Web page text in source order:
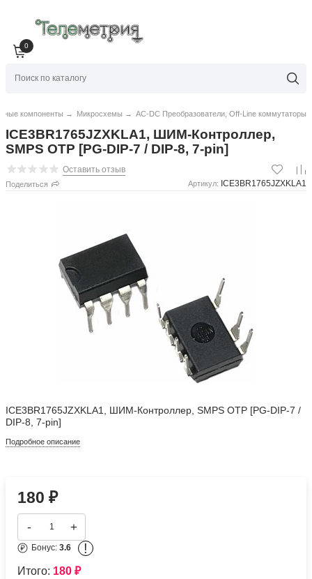
0
компоненты → Микросхемы → AC-DC Преобразователи, Off-Line коммутаторы
ICE3BR1765JZXKLA1, ШИМ-Контроллер,
SMPS OTP [PG-DIP-7 / DIP-8, 7-pin]
Оставить отзыв
Поделиться Артикул: ICE3BR1765JZXKLA1
ICE3BR1765JZXKLA1, ШИМ-Контроллер, SMPS OTP [PG-DIP-7 /
DIP-8, 7-pin]
Подробное описание
180₽
- +
Бонус:3.6 !
Итого: 180₽